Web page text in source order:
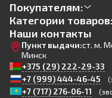
Покупателям:
Категории товаров:
Наши контакты
Пункт выдачи:ст. м.
Минск
+375 (29) 222-29-33
+7 (999) 444-46-45
+7 (717) 276-06-11